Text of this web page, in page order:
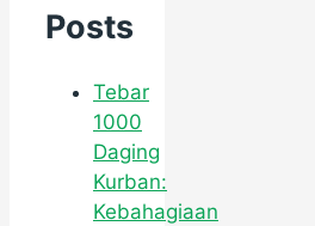
Posts
Tebar
1000
Daging
Kurban:
Kebahagiaan